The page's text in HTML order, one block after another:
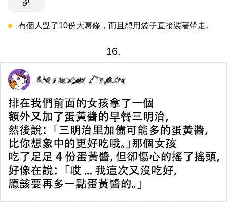
有個人點了10份大薯條，而且想用袋子直接裝著帶走。
16.